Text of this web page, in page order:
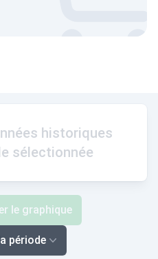
historiques
sélectionnée
le graphique
période